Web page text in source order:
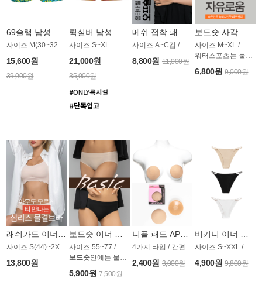
사이즈 M(30~32)~L(32~34)
15,600원
39,000원
사이즈 S~XL
21,000원
35,000원
사이즈 A~C컵 / 스킨,블랙 2컬러
8,800원 11,000원
사이즈 M~XL / 스킨, 블랙 2컬러
워터스포츠는 물론, 모든 일상생활에서도!
6,800원 9,000원
사이즈 S(44)~2XL(88) / 스킨,블랙 2컬러
13,800원
사이즈 55~77 / 스킨 블랙 2컬러
보드숏안에는 물론, 모든 일상생활에서도!
5,900원 7,500원
니플 패드 AP1286CN
4가지 타입 / 간편하게 부착 가능
2,400원 3,000원
사이즈 S~XXL / 블랙,화이트,스킨
4,900원 9,800원